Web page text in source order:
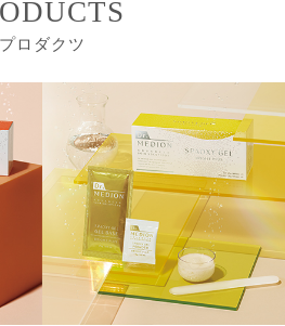
プロダクツ